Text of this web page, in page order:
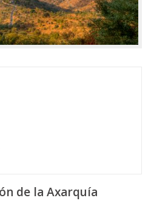
de la Axarquía